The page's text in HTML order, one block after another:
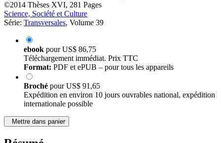
deMonica Salvan (Éditeur de volume)
©2014 Thèses XVI, 281 Pages
Science, Société et Culture
ebookpourUS$ 86,75
Téléchargement immédiat. Prix TTC
Format:
BrochépourUS$ 91,65
Expédition en environ 10 jours ouvrables national, expédition